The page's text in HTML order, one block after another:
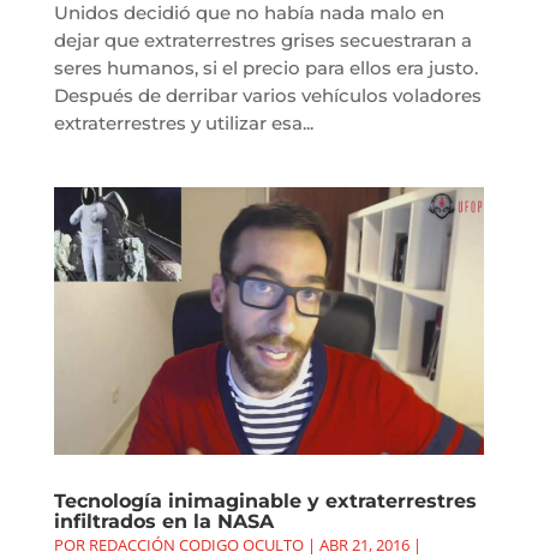
Unidos decidió que no había nada malo en
dejar que extraterrestres grises secuestraran a
seres humanos, si el precio para ellos era justo.
Después de derribar varios vehículos voladores
extraterrestres y utilizar esa...
Tecnología inimaginable y extraterrestres
infiltrados en la NASA
POR REDACCIÓN CODIGO OCULTO| ABR 21, 2016|